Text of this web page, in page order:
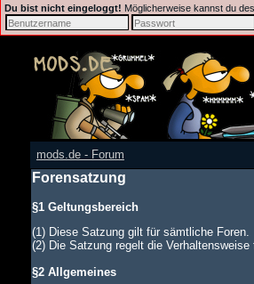
Du bist nicht eingeloggt! Möglicherweise kannst du
mods.de - Forum
Forensatzung
§1 Geltungsbereich
(1) Diese Satzung gilt für sämtliche Foren.
(2) Die Satzung regelt die
§2 Allgemeines